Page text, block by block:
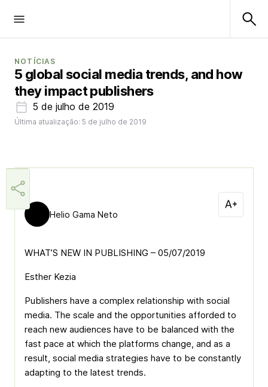
NOTÍCIAS
5 global social media trends, and how
they impact publishers
5 de julho de 2019
Última atualização: 5 de julho de 2019
Helio Gama Neto
WHAT’S NEW IN PUBLISHING – 05/07/2019
Esther Kezia
Publishers have a complex relationship with social
media. The scale and the opportunities afforded to
reach new audiences have to be balanced with the
fast pace at which the platforms change, and as a
result, social media strategies have to be constantly
adapting to the latest trends.